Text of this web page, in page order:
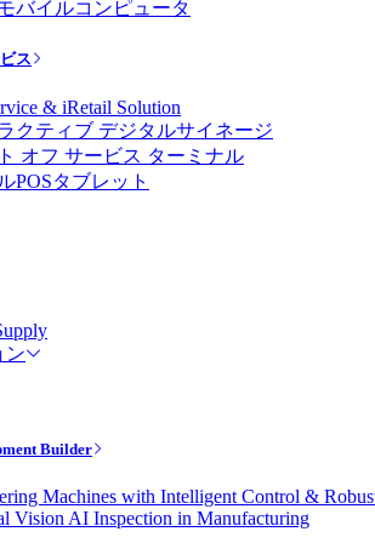
バイルコンピュータ
ス
& iRetail Solution
クティブ デジタルサイネージ
オフ サービス ターミナル
POSタブレット
ン
Builder
Machines with Intelligent Control &
Vision AI Inspection in Manufacturing